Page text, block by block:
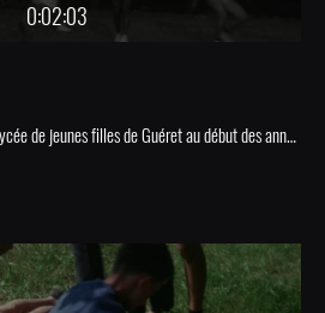
0:02:03
Match de basket au "collège", lycée de jeunes filles de Guéret au début des années 1960.